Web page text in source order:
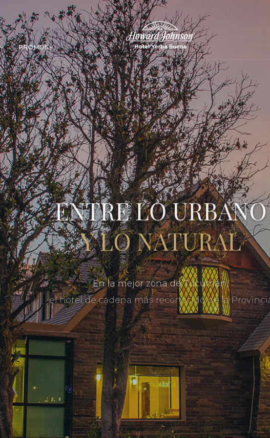
PROMOS
ENTRE LO URBANO
Y LO NATURAL
En la mejor zona de Tucumán,
el hotel de cadena más reconocido de la